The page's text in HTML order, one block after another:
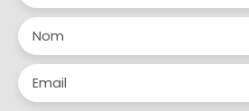
Nom
Email